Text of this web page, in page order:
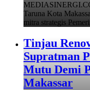
Taruna Kota
mitra strategis
Tinjau
Supratman
Mutu Demi
Makassar